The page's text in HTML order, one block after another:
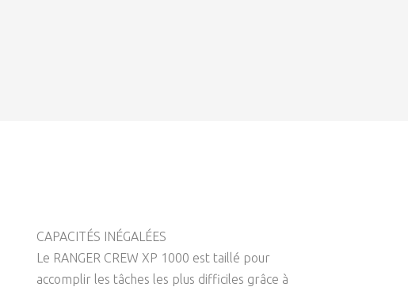
CAPACITÉS INÉGALÉES
Le RANGER CREW XP 1000 est taillé pour
accomplir les tâches les plus difficiles grâce à